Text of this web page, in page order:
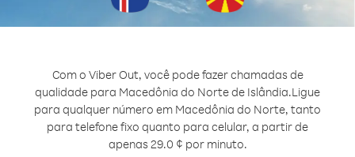
Com o Viber Out, você pode fazer chamadas de
qualidade para Macedônia do Norte de Islândia.Ligue
para qualquer número em Macedônia do Norte, tanto
para telefone fixo quanto para celular, a partir de
apenas 29.0 ¢ por minuto.